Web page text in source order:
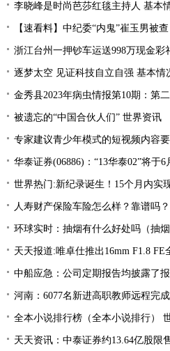
李晓峰是时尚芭莎红毯主持人 基本
【速看料】中纪委“内鬼”崔玉男被
浙江台州一押钞车运送998万现金彩
逐梦太空 见证科技自立自强 基本情
金秀县2023年病虫情报第10期：第
被遗忘的“中国合伙人们” 世界资讯
专家建议青少年模式的短视频内容
华泰证券(06886)：“13华泰02”将于6
世界热门:新纪录诞生！15个月内实现10万辆
人寿财产保险车险怎么样？靠谱吗？
环球实时：抽烟有什么好处吗（抽烟
天天报道:唯卓仕推出16mm F1.8 FE全画
中船应急：公司定期报告均披露了报告期末股东人数，截至
河南：6077名新进高职教师远程完
全本小说排行榜（全本小说排行）
天天资讯：中泰证券约13.64亿股限